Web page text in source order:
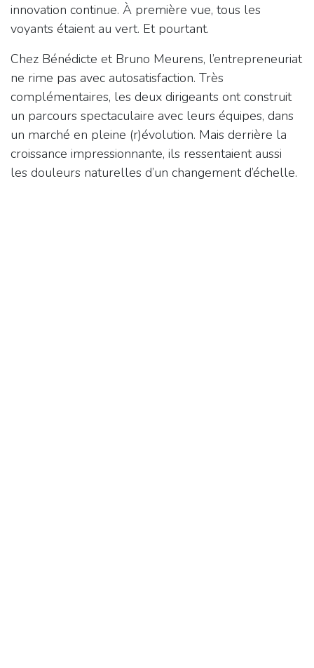
innovation continue. À première vue, tous les
voyants étaient au vert. Et pourtant.
Chez Bénédicte et Bruno Meurens, l’entrepreneuriat
ne rime pas avec autosatisfaction. Très
complémentaires, les deux dirigeants ont construit
un parcours spectaculaire avec leurs équipes, dans
un marché en pleine (r)évolution. Mais derrière la
croissance impressionnante, ils ressentaient aussi
les douleurs naturelles d’un changement d’échelle.